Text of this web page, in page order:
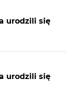
urodzili się
urodzili się